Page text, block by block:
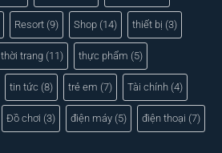
Resort (9) Shop (14) thiết bị (3)
thời trang (11) thực phẩm (5)
tin tức (8) trẻ em (7) Tài chính (4)
Đồ chơi (3) điện máy (5) điện thoại (7)